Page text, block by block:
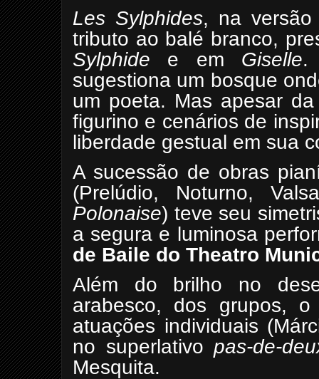
Les Sylphides, na
tributo ao balé branco,
Sylphide e em Giselle.
sugestiona um bosque
um poeta. Mas apesar
figurino e cenários de
liberdade gestual em sua
A sucessão de obras
(Prelúdio, Noturno,
Polonaise) teve seu
a segura e luminosa
de Baile do Theatro
Além do brilho no
arabesco, dos grupos,
atuações individuais
no superlativopas-de-
Mesquita.